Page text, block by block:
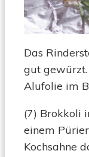
Das
gut
Alufolie im
(7) Brokkoli
einem
Kochsahne